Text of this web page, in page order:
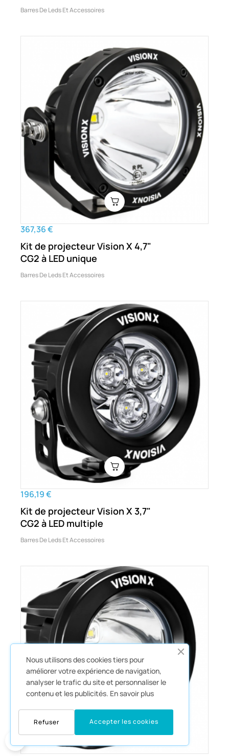
Barres De Leds Et Accessoires
367,36 €
Kit de projecteur Vision X 4,7"
CG2 à LED unique
Barres De Leds Et Accessoires
196,19 €
Kit de projecteur Vision X 3,7"
CG2 à LED multiple
Barres De Leds Et Accessoires
Nous utilisons des cookies tiers pour
améliorer votre expérience de navigation,
analyser le trafic du site et personnaliser le
contenu et les publicités. En savoir plus
Accepter les cookies
Refuser